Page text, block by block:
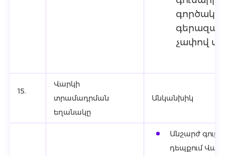
չափով
15.
Վարկի
տրամադրման
եղանակը
Անկանխիկ
Անշարժ
դեպքում